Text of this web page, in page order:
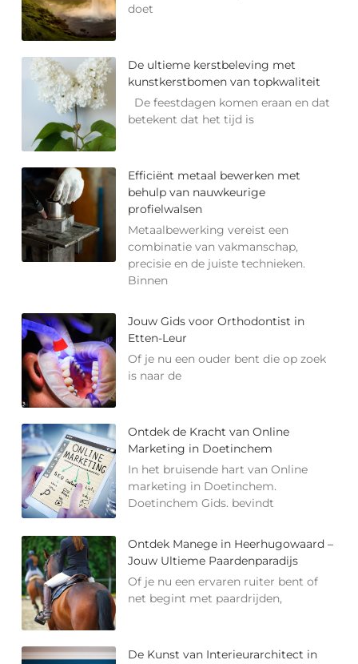
doet
De ultieme kerstbeleving met
kunstkerstbomen van topkwaliteit
De feestdagen komen eraan en dat
betekent dat het tijd is
Efficiënt metaal bewerken met
behulp van nauwkeurige
profielwalsen
Metaalbewerking vereist een
combinatie van vakmanschap,
precisie en de juiste technieken.
Binnen
Jouw Gids voor Orthodontist in
Etten-Leur
Of je nu een ouder bent die op zoek
is naar de
Ontdek de Kracht van Online
Marketing in Doetinchem
In het bruisende hart van Online
marketing in Doetinchem.
Doetinchem Gids. bevindt
Ontdek Manege in Heerhugowaard –
Jouw Ultieme Paardenparadijs
Of je nu een ervaren ruiter bent of
net begint met paardrijden,
De Kunst van Interieurarchitect in